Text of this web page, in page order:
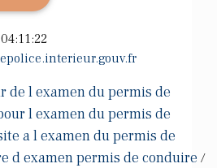
de l examen du permis de
l examen du permis de
a l examen du permis de
d examen permis de conduire /